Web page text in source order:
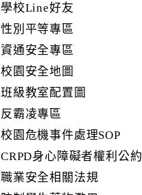
學校Line好友
性別平等專區
資通安全專區
校園安全地圖
班級教室配置圖
反霸凌專區
校園危機事件處理SOP
CRPD身心障礙者權利公約
職業安全相關法規